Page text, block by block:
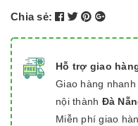
Chia sẻ:
Hỗ trợ giao
Giao hàng nhanh
nội thành Đà
Miễn phí giao